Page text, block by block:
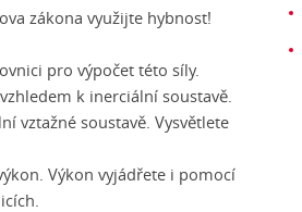
zákona využijte hybnost!
pro výpočet této síly.
k inerciální soustavě.
vztažné soustavě. Vysvětlete
Výkon vyjádřete i pomocí